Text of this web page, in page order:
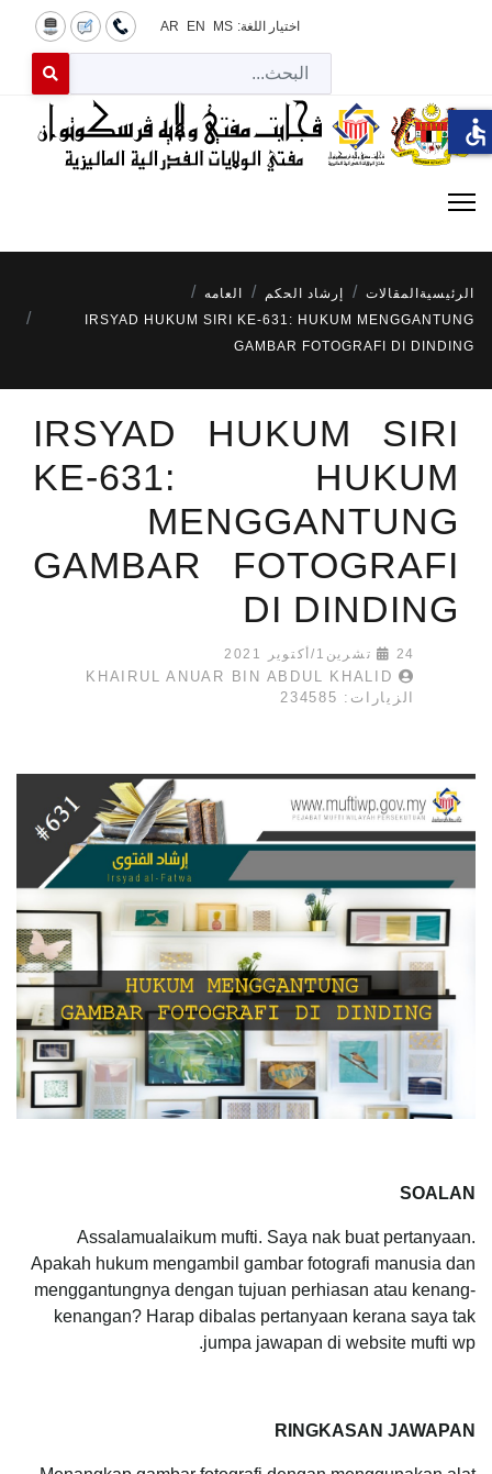
اختيار اللغة: MS
EN
AR
for results.
الرئيسية المقالات إرشاد الحكم
العامه
IRSYAD HUKUM SIRI KE-631: HUKUM MENGGANTUNG
GAMBAR FOTOGRAFI DI DINDING
IRSYAD HUKUM SIRI
KE-631: HUKUM
MENGGANTUNG
GAMBAR FOTOGRAFI
DI DINDING
24 تشرين1/أكتوير 2021
KHAIRUL ANUAR BIN ABDUL KHALID
الزيارات: 234585
SOALAN
Assalamualaikum mufti. Saya nak buat pertanyaan.
Apakah hukum mengambil gambar fotografi manusia dan
menggantungnya dengan tujuan perhiasan atau kenang-
kenangan? Harap dibalas pertanyaan kerana saya tak
jumpa jawapan di website mufti wp.
RINGKASAN JAWAPAN
accessible